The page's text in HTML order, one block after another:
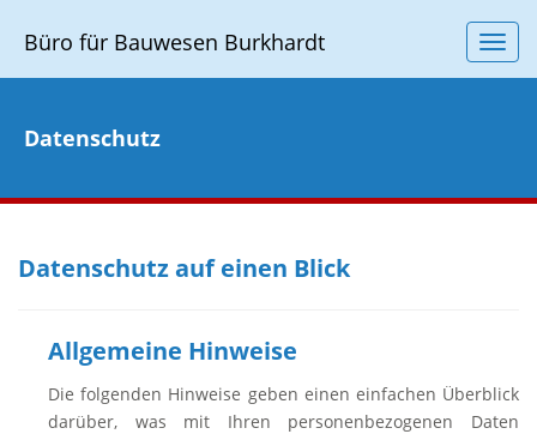
Büro für Bauwesen Burkhardt
/
Datenschutz
Datenschutz auf einen Blick
Allgemeine Hinweise
Die folgenden Hinweise geben einen einfachen Überblick
darüber, was mit Ihren personenbezogenen Daten